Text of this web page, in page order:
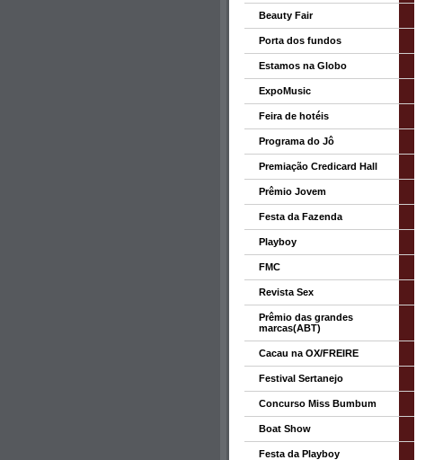
Beauty Fair
Porta dos fundos
Estamos na Globo
ExpoMusic
Feira de hotéis
Programa do Jô
Premiação Credicard Hall
Prêmio Jovem
Festa da Fazenda
Playboy
FMC
Revista Sex
Prêmio das grandes
marcas(ABT)
Cacau na OX/FREIRE
Festival Sertanejo
Concurso Miss Bumbum
Boat Show
Festa da Playboy